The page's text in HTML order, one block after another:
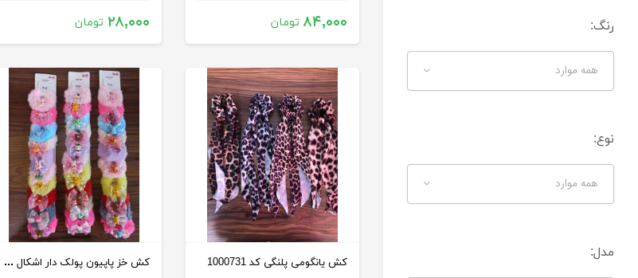
رنگ‌:
همه موارد
نوع:
همه موارد
مدل:
۸۴,۰۰۰ تومان ۲۸,۰۰۰ تومان
کش یانگومی پلنگی کد 1000731 کش خز پاپیون پولک دار اشکال خارجی کد 1000483